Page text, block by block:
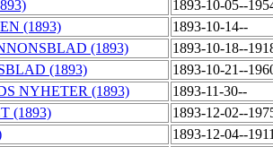
1893-10-05--
(1893)
1893-10-14--
(1893)
1893-10-18--
(1893)
1893-10-21--
NYHETER (1893)
1893-11-30--
(1893)
1893-12-02--
1893-12-04--